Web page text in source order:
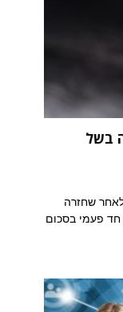
בשל
עובדת במשך 150 ימים לאחר שחזרה
חד פעמי בסכום